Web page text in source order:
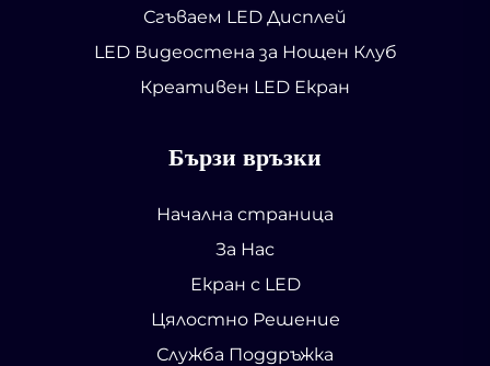
Сгъваем LED Дисплей
LED Видеостена за Нощен Клуб
Креативен LED Екран
Бързи връзки
Начална страница
За Нас
Екран с LED
Цялостно Решение
Служба Поддръжка